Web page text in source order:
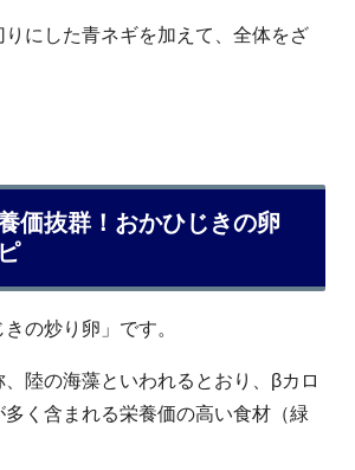
りにした青ネギを加えて、全体をざ
価抜群！おかひじきの卵
の炒り卵」です。
陸の海藻といわれるとおり、βカロ
く含まれる栄養価の高い食材（緑